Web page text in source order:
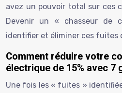
avez un pouvoir total sur ces
Devenir un « chasseur de
identifier et éliminer ces fuites
Comment réduire votre
électrique de 15% avec 7
Une fois les « fuites »